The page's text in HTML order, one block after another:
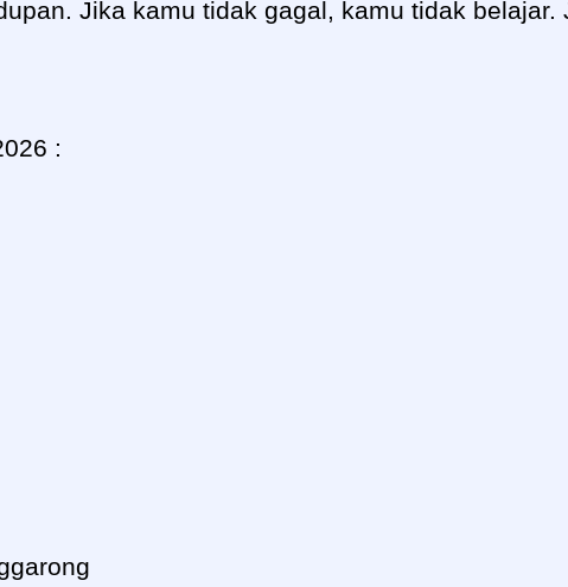
Jika kamu tidak gagal, kamu tidak
: